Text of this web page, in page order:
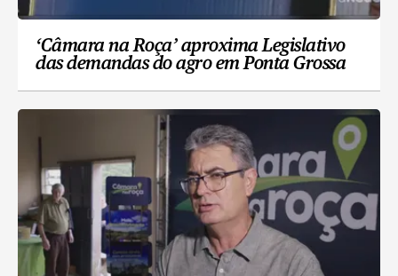
‘Câmara na Roça’ aproxima Legislativo
das demandas do agro em Ponta Grossa